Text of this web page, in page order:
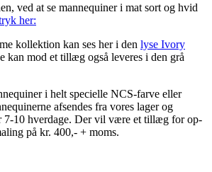
ved at se mannequiner i mat sort og hvid
her:
kollektion kan ses her i den lyse Ivory
kan mod et tillæg også leveres i den grå
i helt specielle NCS-farve eller
afsendes fra vores lager og
7-10 hverdage. Der vil være et tillæg for op-
på kr. 400,- + moms.